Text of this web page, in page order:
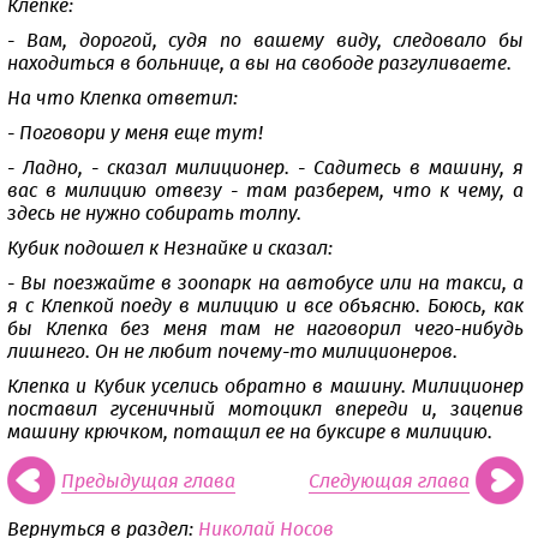
Клепке:
- Вам, дорогой, судя по вашему виду, следовало бы
находиться в больнице, а вы на свободе разгуливаете.
На что Клепка ответил:
- Поговори у меня еще тут!
- Ладно, - сказал милиционер. - Садитесь в машину, я
вас в милицию отвезу - там разберем, что к чему, а
здесь не нужно собирать толпу.
Кубик подошел к Незнайке и сказал:
- Вы поезжайте в зоопарк на автобусе или на такси, а
я с Клепкой поеду в милицию и все объясню. Боюсь, как
бы Клепка без меня там не наговорил чего-нибудь
лишнего. Он не любит почему-то милиционеров.
Клепка и Кубик уселись обратно в машину. Милиционер
поставил гусеничный мотоцикл впереди и, зацепив
машину крючком, потащил ее на буксире в милицию.
Предыдущая глава Следующая глава
Вернуться в раздел: Николай Носов